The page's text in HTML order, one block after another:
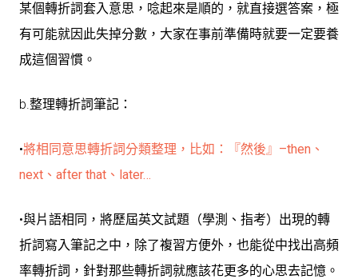
某個轉折詞套入意思，唸起來是順的，就直接選答案，極
有可能就因此失掉分數，大家在事前準備時就要一定要養
成這個習慣。
b.整理轉折詞筆記：
•將相同意思轉折詞分類整理，比如：『然後』–then、
next、after that、later…
•與片語相同，將歷屆英文試題（學測、指考）出現的轉
折詞寫入筆記之中，除了複習方便外，也能從中找出高頻
率轉折詞，針對那些轉折詞就應該花更多的心思去記憶。